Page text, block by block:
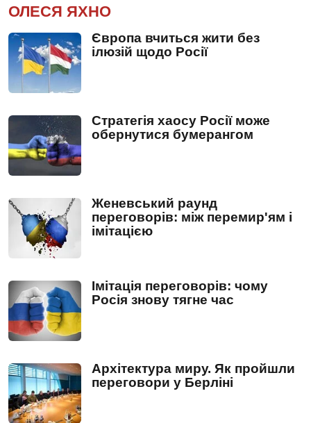
ОЛЕСЯ ЯХНО
Європа вчиться жити без
ілюзій щодо Росії
Стратегія хаосу Росії може
обернутися бумерангом
Женевський раунд
переговорів: між перемир'ям і
імітацією
Імітація переговорів: чому
Росія знову тягне час
Архітектура миру. Як пройшли
переговори у Берліні